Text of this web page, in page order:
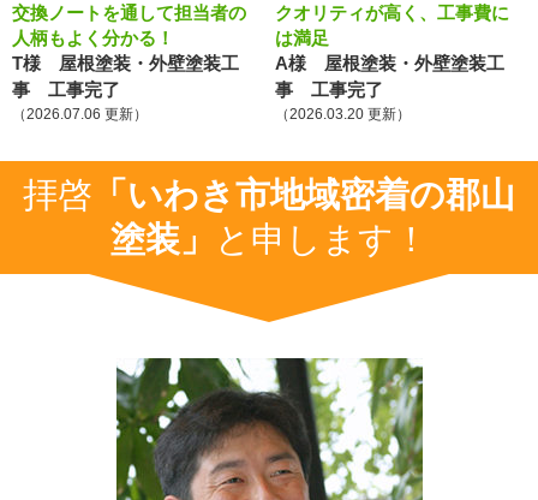
交換ノートを通して担当者の
人柄もよく分かる！
T様 屋根塗装・外壁塗装工
事 工事完了
（2026.07.06 更新）
クオリティが高く、工事費に
は満足
A様 屋根塗装・外壁塗装工
事 工事完了
（2026.03.20 更新）
拝啓 「いわき市地域密着の郡山
塗装」
と申します！